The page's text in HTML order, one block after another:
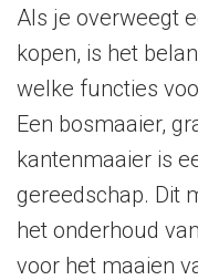
Als je overweegt
kopen, is het
welke functies
Een bosmaaier,
kantenmaaier is
gereedschap. Dit
het onderhoud
voor het maaien